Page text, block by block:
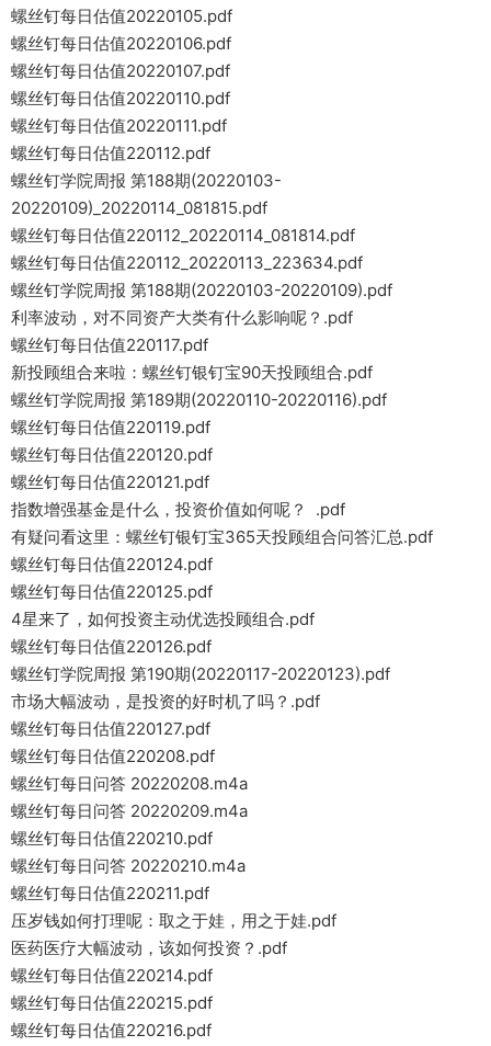
螺丝钉每日估值20220105.pdf
螺丝钉每日估值20220106.pdf
螺丝钉每日估值20220107.pdf
螺丝钉每日估值20220110.pdf
螺丝钉每日估值20220111.pdf
螺丝钉每日估值220112.pdf
螺丝钉学院周报 第188期(20220103-
20220109)_20220114_081815.pdf
螺丝钉每日估值220112_20220114_081814.pdf
螺丝钉每日估值220112_20220113_223634.pdf
螺丝钉学院周报 第188期(20220103-20220109).pdf
利率波动，对不同资产大类有什么影响呢？.pdf
螺丝钉每日估值220117.pdf
新投顾组合来啦：螺丝钉银钉宝90天投顾组合.pdf
螺丝钉学院周报 第189期(20220110-20220116).pdf
螺丝钉每日估值220119.pdf
螺丝钉每日估值220120.pdf
螺丝钉每日估值220121.pdf
指数增强基金是什么，投资价值如何呢？ .pdf
有疑问看这里：螺丝钉银钉宝365天投顾组合问答汇总.pdf
螺丝钉每日估值220124.pdf
螺丝钉每日估值220125.pdf
4星来了，如何投资主动优选投顾组合.pdf
螺丝钉每日估值220126.pdf
螺丝钉学院周报 第190期(20220117-20220123).pdf
市场大幅波动，是投资的好时机了吗？.pdf
螺丝钉每日估值220127.pdf
螺丝钉每日估值220208.pdf
螺丝钉每日问答 20220208.m4a
螺丝钉每日问答 20220209.m4a
螺丝钉每日估值220210.pdf
螺丝钉每日问答 20220210.m4a
螺丝钉每日估值220211.pdf
压岁钱如何打理呢：取之于娃，用之于娃.pdf
医药医疗大幅波动，该如何投资？.pdf
螺丝钉每日估值220214.pdf
螺丝钉每日估值220215.pdf
螺丝钉每日估值220216.pdf